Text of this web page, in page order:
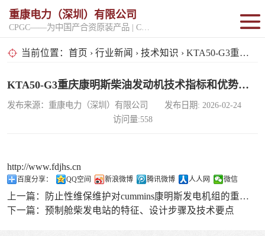
重康电力（深圳）有限公司
当前位置： 首页 › 行业新闻 › 技术知识 › KTA50-G3重庆康明斯柴油发动机技术指标和优势优点
KTA50-G3重庆康明斯柴油发动机技术指标和优势优点
发布来源：重康电力（深圳）有限公司 发布日期: 2026-02-24
访问量:558
http://www.fdjhs.cn
百度分享： QQ空间 新浪微博 腾讯微博 人人网 微信
上一篇：
防止性维保维护对cummins康明斯发电机组的重要功能
下一篇： 预制舱柴发电站的特征、设计步骤及技术要点
固定开架式
超静音型
移动电站